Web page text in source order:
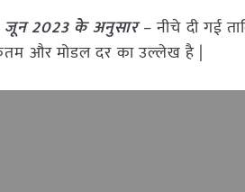
जून 2023 के अनुसार– नीचे दी गई
और मोडल दर का उल्लेख है |